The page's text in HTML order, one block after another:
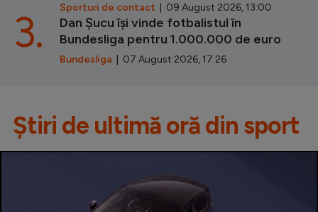
Sporturi de contact | 09 August 2026, 13:00
Dan Șucu își vinde fotbalistul în
Bundesliga pentru 1.000.000 de euro
Bundesliga | 07 August 2026, 17:26
3.
Știri de ultimă oră din sport